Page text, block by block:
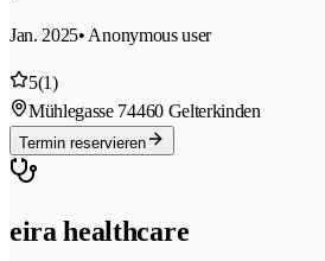
Jan. 2025• Anonymous user
5(1)
Mühlegasse 74460 Gelterkinden
Termin reservieren
eira healthcare